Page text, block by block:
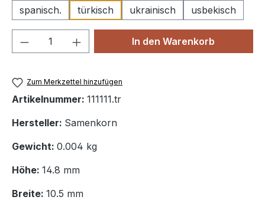
spanisch.
türkisch ukrainisch usbekisch
Produkt Anzahl: Gib denIn den Warenkorb
Zum Merkzettel hinzufügen
Artikelnummer: 111111.tr
Hersteller: Samenkorn
Gewicht: 0.004 kg
Höhe: 14.8 mm
Breite: 10.5 mm